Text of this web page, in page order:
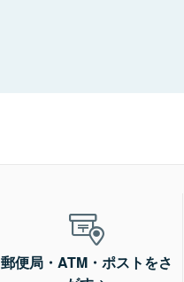
郵便局・ATM・ポストをさ